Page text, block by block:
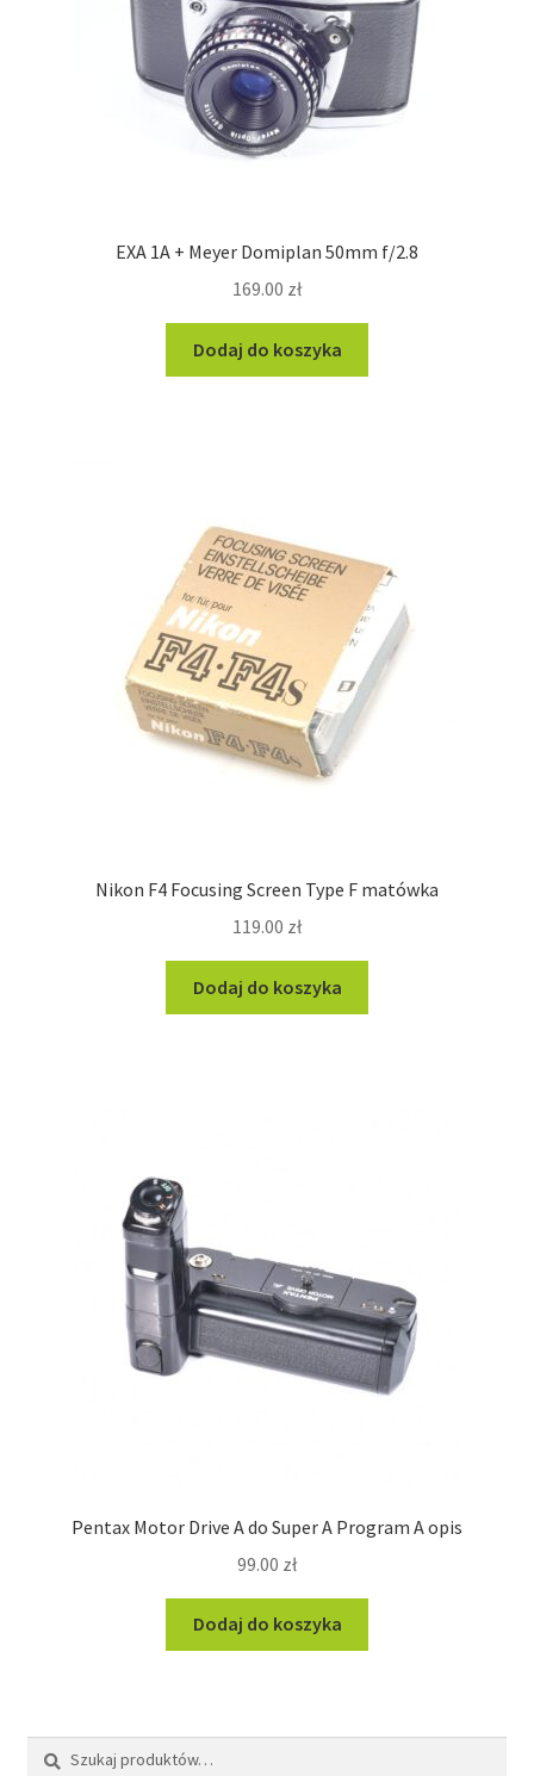
EXA 1A + Meyer Domiplan 50mm f/2.8
169.00 zł
Dodaj do koszyka
Nikon F4 Focusing Screen Type F matówka
119.00 zł
Dodaj do koszyka
Pentax Motor Drive A do Super A Program A opis
99.00 zł
Dodaj do koszyka
Szukaj:
Szukaj